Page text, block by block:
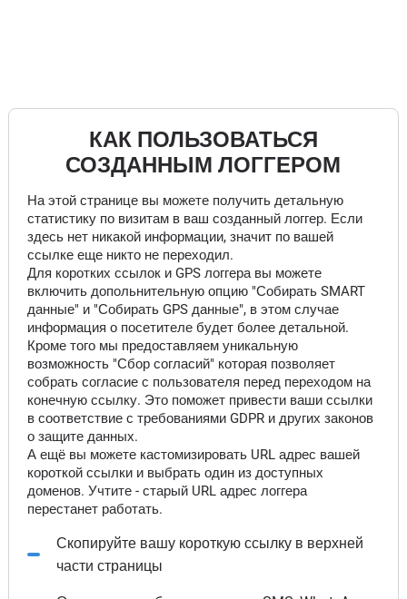
КАК ПОЛЬЗОВАТЬСЯ
СОЗДАННЫМ ЛОГГЕРОМ
На этой странице вы можете получить детальную
статистику по визитам в ваш созданный логгер. Если
здесь нет никакой информации, значит по вашей
ссылке еще никто не переходил.
Для коротких ссылок и GPS логгера вы можете
включить допольнительную опцию "Собирать SMART
данные" и "Собирать GPS данные", в этом случае
информация о посетителе будет более детальной.
Кроме того мы предоставляем уникальную
возможность "Сбор согласий" которая позволяет
собрать согласие с пользователя перед переходом на
конечную ссылку. Это поможет привести ваши ссылки
в соответствие с требованиями GDPR и других законов
о защите данных.
А ещё вы можете кастомизировать URL адрес вашей
короткой ссылки и выбрать один из доступных
доменов. Учтите - старый URL адрес логгера
перестанет работать.
Скопируйте вашу короткую ссылку в верхней
части страницы